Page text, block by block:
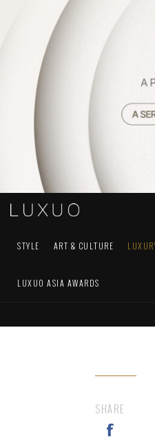
STYLE ART & CULTURE
LUXUO ASIA AWARDS
SHARE